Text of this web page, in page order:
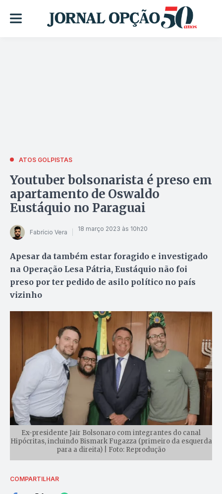
ATOS GOLPISTAS
Youtuber bolsonarista é preso em
apartamento de Oswaldo
Eustáquio no Paraguai
Fabrício Vera 18 março 2023 às 10h20
Apesar da também estar foragido e investigado
na Operação Lesa Pátria, Eustáquio não foi
preso por ter pedido de asilo político no país
vizinho
Ex-presidente Jair Bolsonaro com integrantes do canal
Hipócritas, incluindo Bismark Fugazza (primeiro da esquerda
para a direita) | Foto: Reprodução
COMPARTILHAR